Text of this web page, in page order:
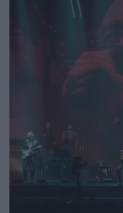
Well being
Woman Power